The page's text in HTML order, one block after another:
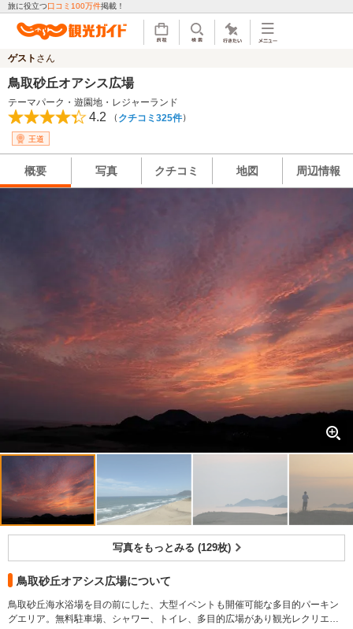
旅に役立つ口コミ100万件掲載！
ゲスト さん
鳥取砂丘オアシス広場
テーマパーク・遊園地・レジャーランド
4.2 （ クチコミ325件）
王道
概要 写真 クチコミ 地図 周辺情報
写真をもっとみる (129枚)
鳥取砂丘オアシス広場について
鳥取砂丘海水浴場を目の前にした、大型イベントも開催可能な多目的パーキン
グエリア。無料駐車場、シャワー、トイレ、多目的広場があり観光レクリエー